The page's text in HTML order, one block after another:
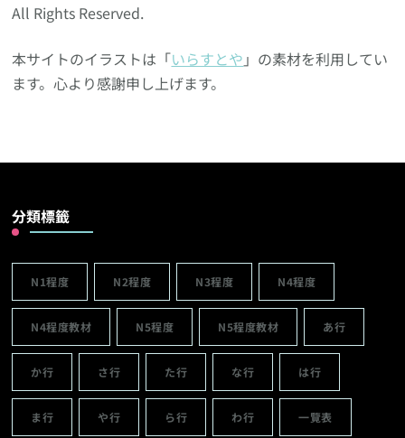
All Rights Reserved.
本サイトのイラストは「いらすとや 」の素材を利用してい
ます。心より感謝申し上げます。
分類標籤
N1程度 N2程度 N3程度 N4程度
N4程度教材 N5程度 N5程度教材 あ行
か行 さ行 た行 な行 は行
ま行 や行 ら行 わ行 一覽表